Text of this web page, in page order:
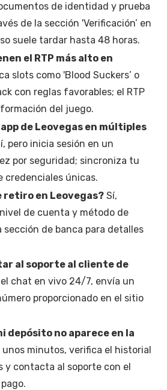
de identidad y prueba
de la sección 'Verificación’ en
suele tardar hasta 48 horas.
el RTP más alto en
slots como 'Blood Suckers’ o
con reglas favorables; el RTP
del juego.
de Leovegas en múltiples
pero inicia sesión en un
por seguridad; sincroniza tu
credenciales únicas.
retiro en Leovegas? Sí,
de cuenta y método de
sección de banca para detalles
al soporte al cliente de
el chat en vivo 24/7, envía un
proporcionado en el sitio
depósito no aparece en la
unos minutos, verifica el historial
y contacta al soporte con el